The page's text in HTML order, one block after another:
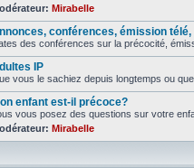
Mirabelle
conférences, émission
des conférences sur la précocité,
IP
vous le sachiez depuis longtemps ou
enfant est-il précoce?
vous posez des questions sur votre
Mirabelle